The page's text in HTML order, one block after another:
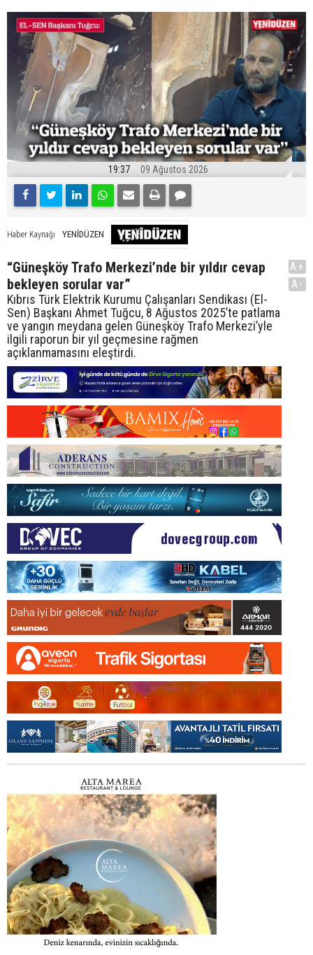
19:37 09 Ağustos 2026
Haber Kaynağı YENİDÜZEN
“Güneşköy Trafo Merkezi’nde bir yıldır cevap
bekleyen sorular var”
Kıbrıs Türk Elektrik Kurumu Çalışanları Sendikası (El-
Sen) Başkanı Ahmet Tuğcu, 8 Ağustos 2025’te patlama
ve yangın meydana gelen Güneşköy Trafo Merkezi’yle
ilgili raporun bir yıl geçmesine rağmen
açıklanmamasını eleştirdi.
A+
A-